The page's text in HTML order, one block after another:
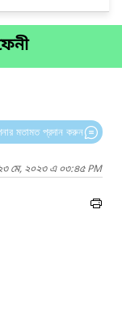
মতামত প্রদান করুন
মে, ২০২৩ এ ০৩:৪৫ PM